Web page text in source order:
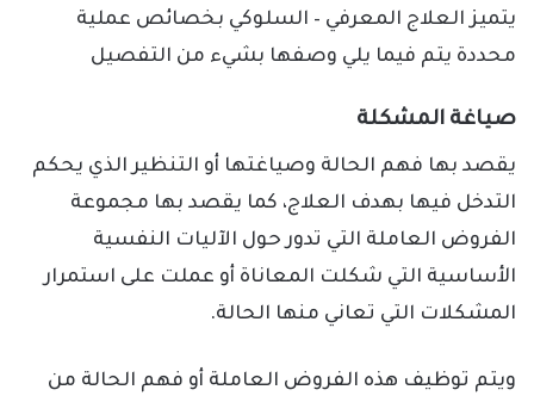
يتميز العلاج المعرفي – السلوكي بخصائص عملية
محددة يتم فيما يلي وصفها بشيء من التفصيل
صياغة المشكلة
يقصد بها فهم الحالة وصياغتها أو التنظير الذي يحكم
التدخل فيها بهدف العلاج، كما يقصد بها مجموعة
الفروض العاملة التي تدور حول الآليات النفسية
الأساسية التي شكلت المعاناة أو عملت على استمرار
المشكلات التي تعاني منها الحالة.
ويتم توظيف هذه الفروض العاملة أو فهم الحالة من